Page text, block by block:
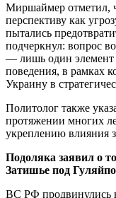
Миршаймер отметил,
перспективу как
пытались
подчеркнул: вопрос
— лишь один элемент
поведения, в рамках
Украину в
Политолог также
протяжении многих
укреплению влияния
Подоляка заявил о
Затишье под
ВС РФ продвинулись